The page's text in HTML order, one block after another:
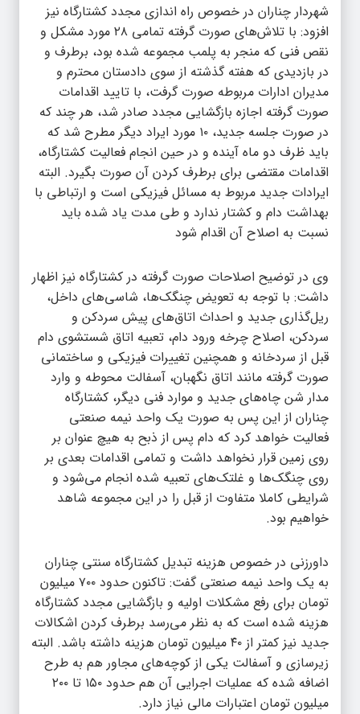
شهردار چناران در خصوص راه اندازی مجدد کشتارگاه نیز
افزود: با تلاش‌های صورت گرفته تمامی ۲۸ مورد مشکل و
نقص فنی که منجر به پلمب مجموعه شده بود، برطرف و
در بازدیدی که هفته گذشته از سوی دادستان محترم و
مدیران ادارات مربوطه صورت گرفت، با تایید اقدامات
صورت گرفته اجازه بازگشایی مجدد صادر شد، هر چند که
در صورت جلسه جدید، ۱۰ مورد ایراد دیگر مطرح شد که
باید ظرف دو ماه آینده و در حین انجام فعالیت کشتارگاه،
اقدامات مقتضی برای برطرف کردن آن صورت بگیرد. البته
ایرادات جدید مربوط به مسائل فیزیکی است و ارتباطی با
بهداشت دام و کشتار ندارد و طی مدت یاد شده باید
نسبت به اصلاح آن اقدام شود
وی در توضیح اصلاحات صورت گرفته در کشتارگاه نیز اظهار
داشت: با توجه به تعویض چنگک‌ها، شاسی‌های داخل،
ریل‌گذاری جدید و احداث اتاق‌های پیش سردکن و
سردکن، اصلاح چرخه ورود دام، تعبیه اتاق شستشوی دام
قبل از سردخانه و همچنین تغییرات فیزیکی و ساختمانی
صورت گرفته مانند اتاق نگهبان، آسفالت محوطه و وارد
مدار شن چاه‌های جدید و موارد فنی دیگر، کشتارگاه
چناران از این پس به صورت یک واحد نیمه صنعتی
فعالیت خواهد کرد که دام پس از ذبح به هیچ عنوان بر
روی زمین قرار نخواهد داشت و تمامی اقدامات بعدی بر
روی چنگک‌ها و غلتک‌های تعبیه شده انجام می‌شود و
شرایطی کاملا متفاوت از قبل را در این مجموعه شاهد
خواهیم بود.
داورزنی در خصوص هزینه تبدیل کشتارگاه سنتی چناران
به یک واحد نیمه صنعتی گفت: تاکنون حدود ۷۰۰ میلیون
تومان برای رفع مشکلات اولیه و بازگشایی مجدد کشتارگاه
هزینه شده است که به نظر می‌رسد برطرف کردن اشکالات
جدید نیز کمتر از ۴۰ میلیون تومان هزینه داشته باشد. البته
زیرسازی و آسفالت یکی از کوچه‌های مجاور هم به طرح
اضافه شده که عملیات اجرایی آن هم حدود ۱۵۰ تا ۲۰۰
میلیون تومان اعتبارات مالی نیاز دارد.